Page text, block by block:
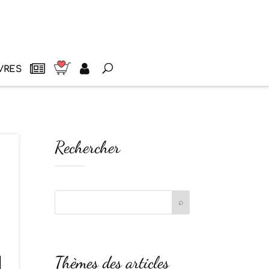
Rechercher
Thèmes des articles